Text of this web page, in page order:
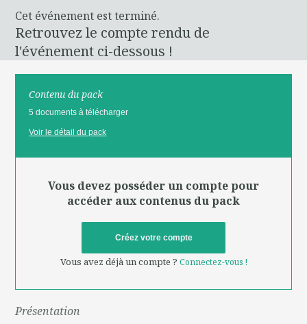
Cet événement est terminé.
Retrouvez le compte rendu de
l'événement ci-dessous !
Contenu du pack
5 documents à télécharger
Voir le détail du pack
Vous devez posséder un compte pour
accéder aux contenus du pack
Créez votre compte
Vous avez déjà un compte ? Connectez-vous !
Présentation